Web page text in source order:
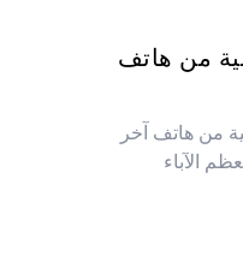
من هاتف
من هاتف آخر
الآباء